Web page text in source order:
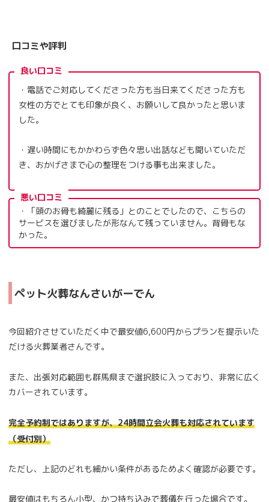
口コミや評判
良い口コミ
・電話でご対応してくださった方も当日来てくださった方も
女性の方でとても印象が良く、お願いして良かったと思いま
した。
・遅い時間にもかかわらず色々思い出話なども聞いていただ
き、おかげさまで心の整理をつける事も出来ました。
悪い口コミ
・「頭のお骨も綺麗に残る」とのことでしたので、こちらの
サービスを選びましたが形なんて残っていません。背骨もな
かった。
ペット火葬なんさいがーでん
今回紹介させていただく中で最安値6,600円からプランを提示いた
だける火葬業者さんです。
また、出張対応範囲も群馬県まで選択肢に入っており、非常に広く
カバーされています。
完全予約制ではありますが、24時間立会火葬も対応されています
（受付別）
ただし、上記のどれも細かい条件があるためよく確認が必要です。
最安値はもちろん小型、かつ持ち込みで葬儀を行った場合です。